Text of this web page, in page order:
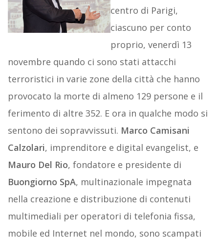
centro di Parigi,
ciascuno per conto
proprio, venerdì 13
novembre quando ci sono stati attacchi
terroristici in varie zone della città che hanno
provocato la morte di almeno 129 persone e il
ferimento di altre 352. E ora in qualche modo si
sentono dei sopravvissuti. Marco Camisani
Calzolari, imprenditore e digital evangelist, e
Mauro Del Rio, fondatore e presidente di
Buongiorno SpA, multinazionale impegnata
nella creazione e distribuzione di contenuti
multimediali per operatori di telefonia fissa,
mobile ed Internet nel mondo, sono scampati